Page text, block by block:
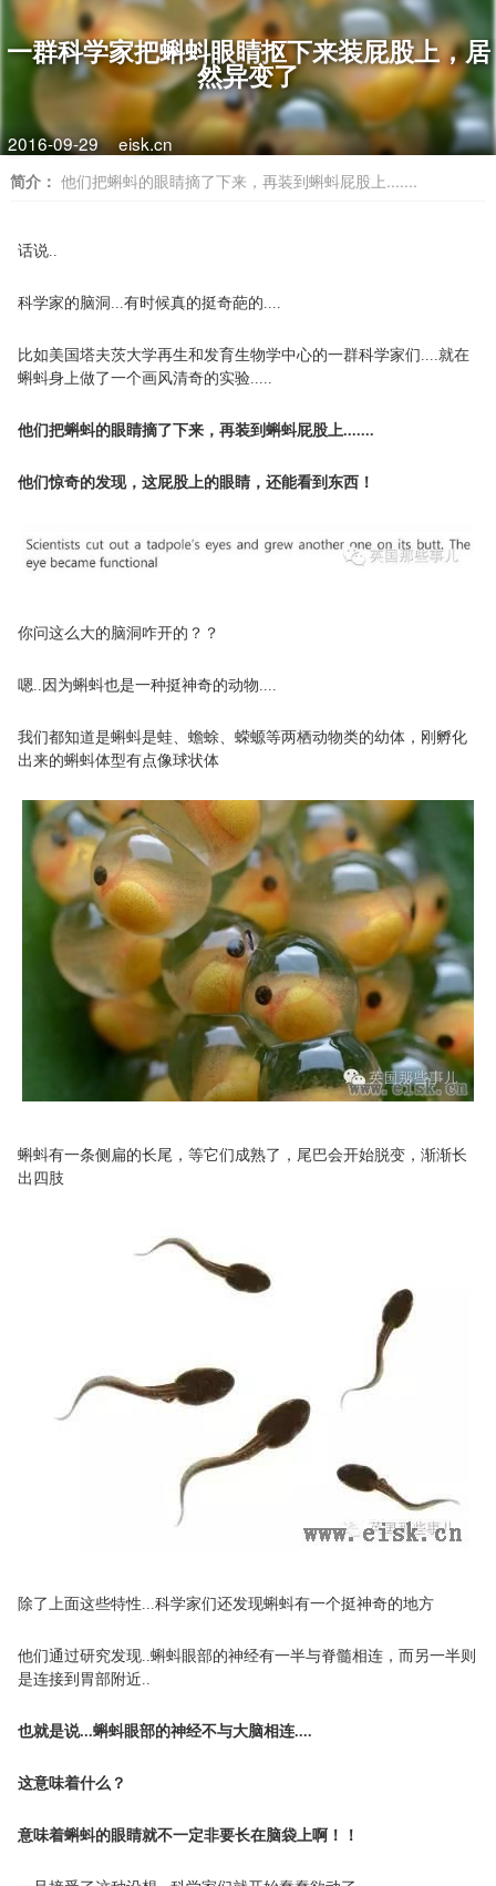
一群科学家把蝌蚪眼睛抠下来装屁股上，居
然异变了
2016-09-29 eisk.cn
简介： 他们把蝌蚪的眼睛摘了下来，再装到蝌蚪屁股上.......
话说..
科学家的脑洞...有时候真的挺奇葩的....
比如美国塔夫茨大学再生和发育生物学中心的一群科学家们....就在
蝌蚪身上做了一个画风清奇的实验.....
他们把蝌蚪的眼睛摘了下来，再装到蝌蚪屁股上.......
他们惊奇的发现，这屁股上的眼睛，还能看到东西！
你问这么大的脑洞咋开的？？
嗯..因为蝌蚪也是一种挺神奇的动物....
我们都知道是蝌蚪是蛙、蟾蜍、蝾螈等两栖动物类的幼体，刚孵化
出来的蝌蚪体型有点像球状体
蝌蚪有一条侧扁的长尾，等它们成熟了，尾巴会开始脱变，渐渐长
出四肢
除了上面这些特性...科学家们还发现蝌蚪有一个挺神奇的地方
他们通过研究发现..蝌蚪眼部的神经有一半与脊髓相连，而另一半则
是连接到胃部附近..
也就是说...蝌蚪眼部的神经不与大脑相连....
这意味着什么？
意味着蝌蚪的眼睛就不一定非要长在脑袋上啊！！